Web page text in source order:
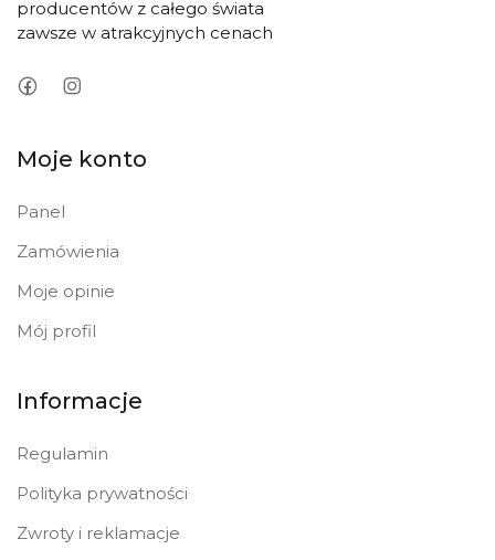
producentów z całego świata
zawsze w atrakcyjnych cenach
Moje konto
Panel
Zamówienia
Moje opinie
Mój profil
Informacje
Regulamin
Polityka prywatności
Zwroty i reklamacje